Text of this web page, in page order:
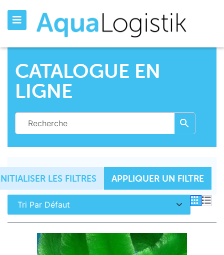
CATALOGUE EN
LIGNE
APPLIQUER UN FILTRE
LES FILTRES